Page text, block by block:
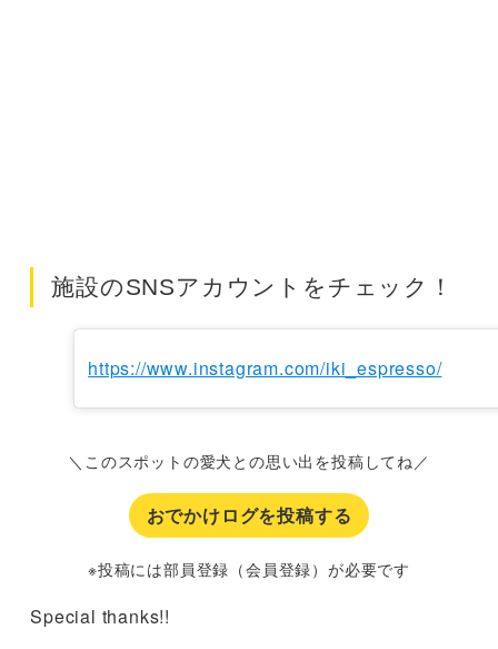
施設のSNSアカウントをチェック！
https://www.instagram.com/iki_espresso/
＼このスポットの愛犬との思い出を投稿してね／
おでかけログを投稿する
※投稿には部員登録（会員登録）が必要です
Special thanks!!